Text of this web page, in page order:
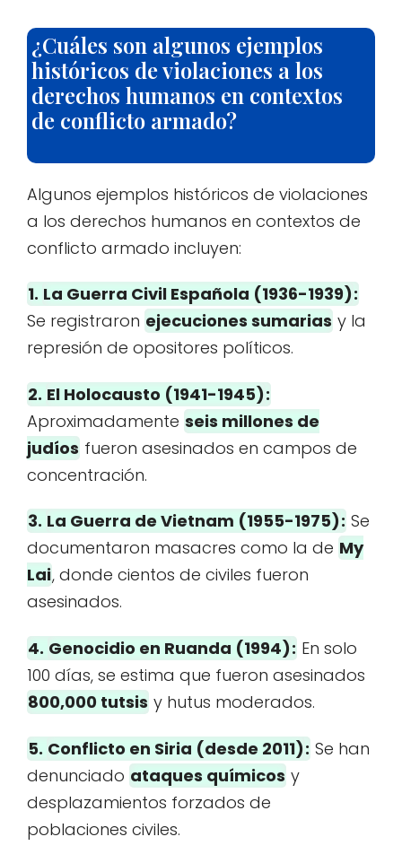
¿Cuáles son algunos ejemplos
históricos de violaciones a los
derechos humanos en contextos
de conflicto armado?
Algunos ejemplos históricos de violaciones
a los derechos humanos en contextos de
conflicto armado incluyen:
1. La Guerra Civil Española (1936-1939):
Se registraron ejecuciones sumarias y la
represión de opositores políticos.
2. El Holocausto (1941-1945):
Aproximadamente seis millones de
judíos fueron asesinados en campos de
concentración.
3. La Guerra de Vietnam (1955-1975): Se
documentaron masacres como la de My
Lai, donde cientos de civiles fueron
asesinados.
4. Genocidio en Ruanda (1994): En solo
100 días, se estima que fueron asesinados
800,000 tutsis y hutus moderados.
5. Conflicto en Siria (desde 2011): Se han
denunciado ataques químicos y
desplazamientos forzados de
poblaciones civiles.